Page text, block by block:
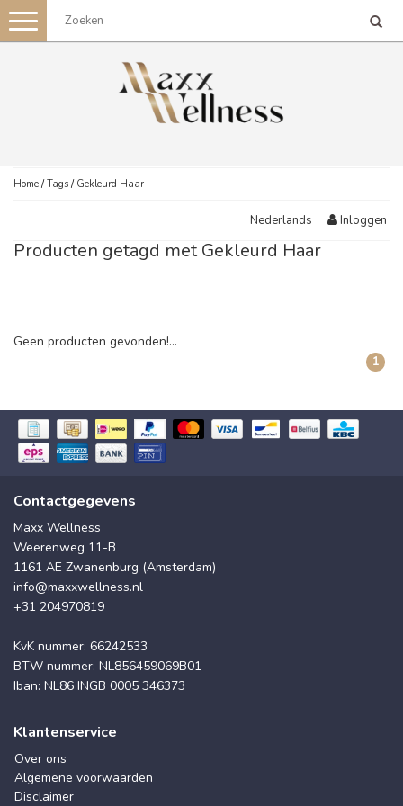
Toggle
navigation
Home /Tags / Gekleurd Haar
Nederlands Inloggen
Producten getagd met Gekleurd Haar
Geen producten gevonden!...
1
Contactgegevens
Maxx Wellness
Weerenweg 11-B
1161 AE Zwanenburg (Amsterdam)
info@maxxwellness.nl
+31 204970819
KvK nummer: 66242533
BTW nummer: NL856459069B01
Iban: NL86 INGB 0005 346373
Klantenservice
Over ons
Algemene voorwaarden
Disclaimer